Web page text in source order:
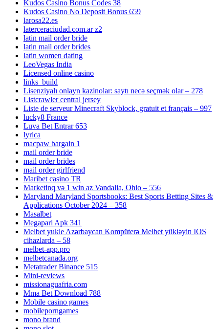
Kudos Casino Bonus Codes 38
Kudos Casino No Deposit Bonus 659
larosa22.es
laterceraciudad.com.ar z2
latin mail order bride
latin mail order brides
latin women dating
LeoVegas India
Licensed online casino
links_build
Lisenziyalı onlayn kazinolar: saytı necə seçmək olar – 278
Listcrawler central jersey
Liste de serveur Minecraft Skyblock, gratuit et français – 997
lucky8 France
Luva Bet Entrar 653
lyrica
macpaw bargain 1
mail order bride
mail order brides
mail order girlfriend
Maribet casino TR
Marketinq və 1 win az Vandalia, Ohio – 556
Maryland Maryland Sportsbooks: Best Sports Betting Sites &
Applications October 2024 – 358
Masalbet
Megapari Apk 341
Melbet yukle Azərbaycan Kompüterə Melbet yükləyin IOS
cihazlarda – 58
melbet-app.pro
melbetcanada.org
Metatrader Binance 515
Mini-reviews
missionaguafria.com
Mma Bet Download 788
Mobile casino games
mobileporngames
mono brand